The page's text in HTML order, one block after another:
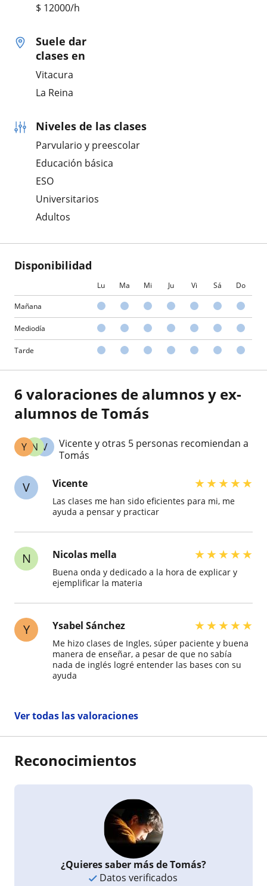
$ 12000/h
Suele dar
clases en
Vitacura
La Reina
Niveles de las clases
Parvulario y preescolar
Educación básica
ESO
Universitarios
Adultos
Disponibilidad
Lu Ma Mi Ju Vi Sá Do
Mañana
Mediodía
Tarde
6 valoraciones de alumnos y ex-
alumnos de Tomás
V
N
Y
Vicente y otras 5 personas recomiendan a
Tomás
V Vicente ★★★★★
Las clases me han sido eficientes para mi, me
ayuda a pensar y practicar
N Nicolas mella ★★★★★
Buena onda y dedicado a la hora de explicar y
ejemplificar la materia
Y Ysabel Sánchez ★★★★★
Me hizo clases de Ingles, súper paciente y buena
manera de enseñar, a pesar de que no sabía
nada de inglés logré entender las bases con su
ayuda
Ver todas las valoraciones
Reconocimientos
¿Quieres saber más de Tomás?
Datos verificados